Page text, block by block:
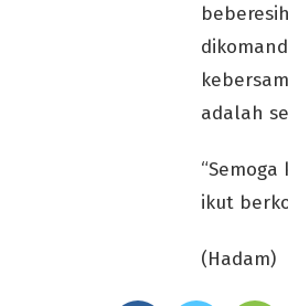
adalah
ikut
(Hadam)